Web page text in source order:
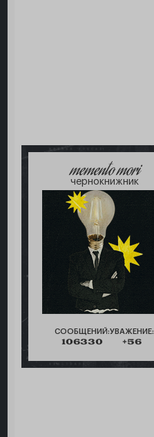
memento mori
чернокнижник
СООБЩЕНИЙ:
106330
УВАЖЕНИЕ:
+56